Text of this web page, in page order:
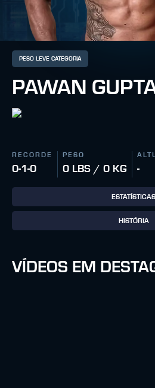
PESO LEVE CATEGORIA
PAWAN
RECORDE
0-1-0
PESO
0 LBS / 0 KG -
ESTATÍSTICAS
HISTÓRIA
VÍDEOS EM